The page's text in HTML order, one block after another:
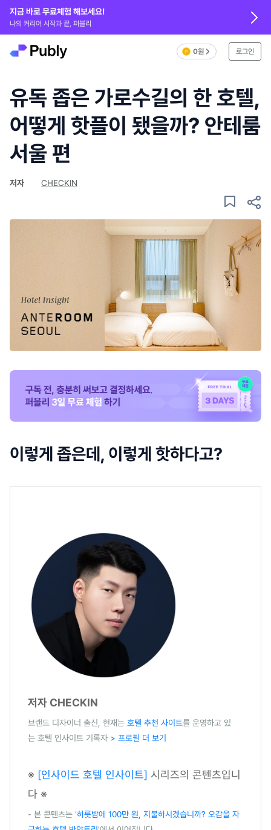
지금 바로 무료체험 해보세요!
나의 커리어 시작과 끝, 퍼블리
0원 로그인
유독 좁은 가로수길의 한 호텔,
어떻게 핫플이 됐을까? 안테룸
서울 편
저자 CHECKIN
이렇게 좁은데, 이렇게 핫하다고?
저자 CHECKIN
브랜드 디자이너 출신, 현재는 호텔 추천 사이트를 운영하고 있
는 호텔 인사이트 기록자 > 프로필 더 보기
※ [인사이드 호텔 인사이트] 시리즈의 콘텐츠입니
다 ※
- 본 콘텐츠는 '하룻밤에 100만 원, 지불하시겠습니까? 오감을 자